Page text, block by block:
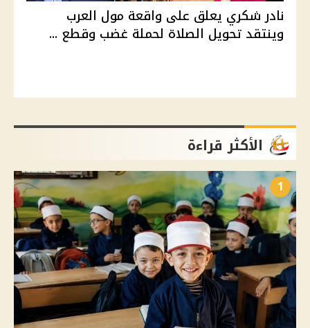
نادر شكري يعلق على واقعة مول العرب
وينتقد تحويل الصلاة لحملة غضب وقطع ...
الأكثر قراءة
1